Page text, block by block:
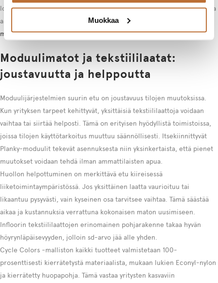
Muokkaa
lopputuloksen. Kaikilla Infloor-tuotteilla on M1-sertifikaatti, joka takaa
alhaiset päästöt sisäilmaan.
Tutustu Infloor-mattojen monipuoliseen
mallistoonja löydä ympäristöystävällinen ratkaisu tilojesi tarpeisiin.
Moduulimatot ja tekstiililaatat:
joustavuutta ja helppoutta
Moduulijärjestelmien suurin etu on joustavuus tilojen muutoksissa.
Kun yrityksen tarpeet kehittyvät, yksittäisiä tekstiililaattoja voidaan
vaihtaa tai siirtää helposti. Tämä on erityisen hyödyllistä toimistoissa,
joissa tilojen käyttötarkoitus muuttuu säännöllisesti. Itsekiinnittyvät
Planky-moduulit tekevät asennuksesta niin yksinkertaista, että pienet
muutokset voidaan tehdä ilman ammattilaisten apua.
Huollon helpottuminen on merkittävä etu kiireisessä
liiketoimintaympäristössä. Jos yksittäinen laatta vaurioituu tai
likaantuu pysyvästi, vain kyseinen osa tarvitsee vaihtaa. Tämä säästää
aikaa ja kustannuksia verrattuna kokonaisen maton uusimiseen.
Infloorin tekstiililaattojen erinomainen pohjarakenne takaa hyvän
höyrynläpäisevyyden, jolloin sd-arvo jää alle yhden.
Cycle Colors -malliston kaikki tuotteet valmistetaan 100-
prosenttisesti kierrätetystä materiaalista, mukaan lukien Econyl-nylon
ja kierrätetty huopapohja. Tämä vastaa yritysten kasvaviin